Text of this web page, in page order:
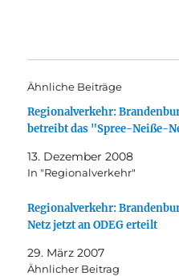
Ähnliche Beiträge
Regionalverkehr:
betreibt das "Spree-Neiße-
13. Dezember 2008
In "Regionalverkehr"
Regionalverkehr:
Netz jetzt an ODEG erteilt
29. März 2007
Ähnlicher Beitrag